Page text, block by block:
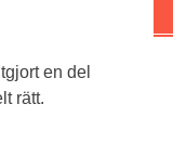
en del
rätt.